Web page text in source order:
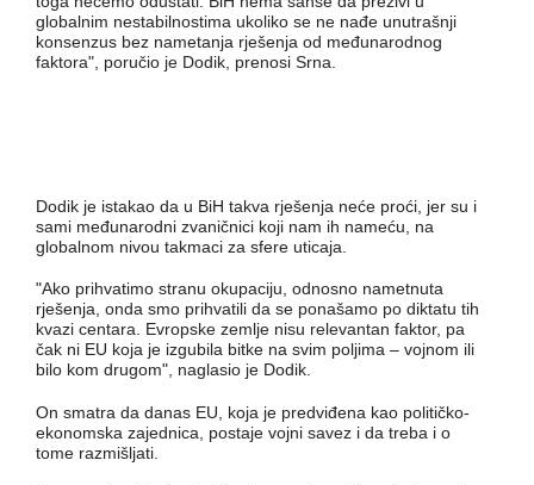
globalnim nestabilnostima ukoliko se ne nađe unutrašnji
konsenzus bez nametanja rješenja od međunarodnog
faktora", poručio je Dodik, prenosi Srna.
Dodik je istakao da u BiH takva rješenja neće proći, jer su i
sami međunarodni zvaničnici koji nam ih nameću, na
globalnom nivou takmaci za sfere uticaja.
"Ako prihvatimo stranu okupaciju, odnosno nametnuta
rješenja, onda smo prihvatili da se ponašamo po diktatu tih
kvazi centara. Evropske zemlje nisu relevantan faktor, pa
čak ni EU koja je izgubila bitke na svim poljima – vojnom ili
bilo kom drugom", naglasio je Dodik.
On smatra da danas EU, koja je predviđena kao političko-
ekonomska zajednica, postaje vojni savez i da treba i o
tome razmišljati.